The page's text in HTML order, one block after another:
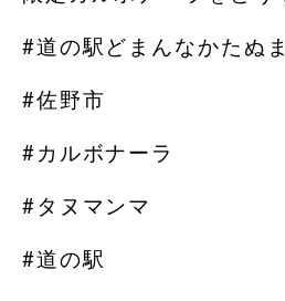
#道の駅どまんなかたぬま
#佐野市
#カルボナーラ
#タヌマンマ
#道の駅